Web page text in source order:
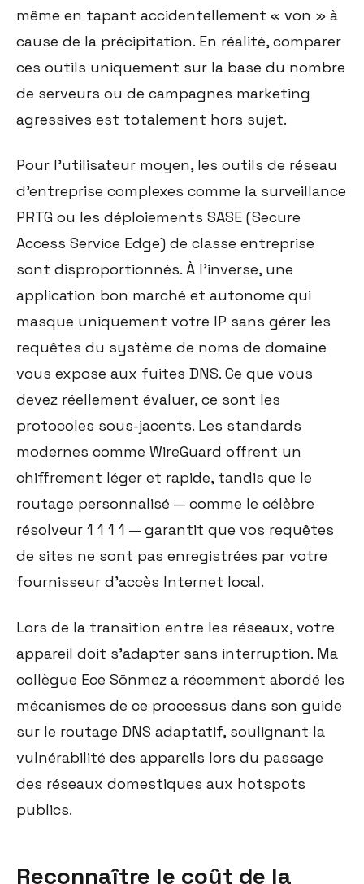
même en tapant accidentellement « von » à
cause de la précipitation. En réalité, comparer
ces outils uniquement sur la base du nombre
de serveurs ou de campagnes marketing
agressives est totalement hors sujet.
Pour l'utilisateur moyen, les outils de réseau
d'entreprise complexes comme la surveillance
PRTG ou les déploiements SASE (Secure
Access Service Edge) de classe entreprise
sont disproportionnés. À l'inverse, une
application bon marché et autonome qui
masque uniquement votre IP sans gérer les
requêtes du système de noms de domaine
vous expose aux fuites DNS. Ce que vous
devez réellement évaluer, ce sont les
protocoles sous-jacents. Les standards
modernes comme WireGuard offrent un
chiffrement léger et rapide, tandis que le
routage personnalisé — comme le célèbre
résolveur 1 1 1 1 — garantit que vos requêtes
de sites ne sont pas enregistrées par votre
fournisseur d'accès Internet local.
Lors de la transition entre les réseaux, votre
appareil doit s'adapter sans interruption. Ma
collègue Ece Sönmez a récemment abordé les
mécanismes de ce processus dans son guide
sur le routage DNS adaptatif, soulignant la
vulnérabilité des appareils lors du passage
des réseaux domestiques aux hotspots
publics.
Reconnaître le coût de la